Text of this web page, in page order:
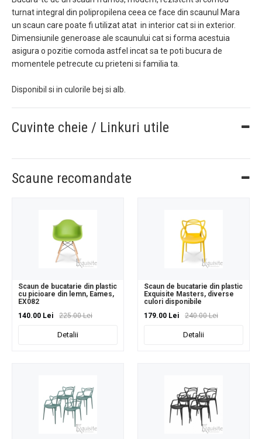
turnat integral din polipropilena ceea ce face din scaunul Mara
un scaun care poate fi utilizat atat in interior cat si in exterior.
Dimensiunile generoase ale scaunului cat si forma acestuia
asigura o pozitie comoda astfel incat sa te poti bucura de
momentele petrecute cu prieteni si familia ta.
Disponibil si in culorile bej si alb.
Cuvinte cheie / Linkuri utile
Scaune recomandate
Scaun de bucatarie din plastic
cu picioare din lemn, Eames,
EX082
140.00 Lei
225.00 Lei
Detalii
Scaun de bucatarie din plastic
Exquisite Masters, diverse
culori disponibile
179.00 Lei
240.00 Lei
Detalii